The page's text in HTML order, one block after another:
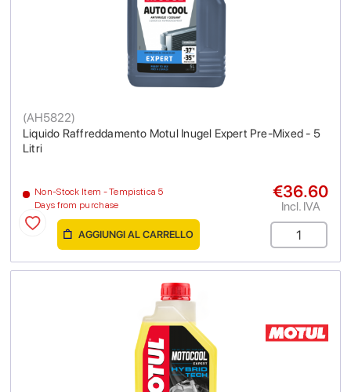
Liquido Raffreddamento Motul Inugel Expert Pre-Mixed - 5
Litri
(AH5822)
Non-Stock Item - Tempistica 5
Days from purchase
€36.60
Incl. IVA
AGGIUNGI AL CARRELLO